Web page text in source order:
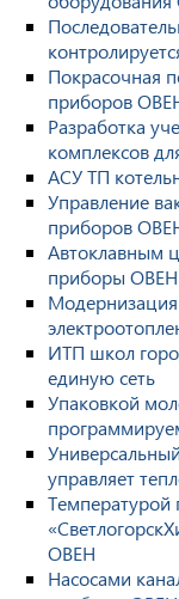
Покрасочная
приборов
Разработка
комплексов
АСУ ТП
Управление
приборов
Автоклавным
приборы ОВЕН
Модернизация
ИТП школ
единую сеть
Упаковкой
управляет
Температурой
ОВЕН
Насосами